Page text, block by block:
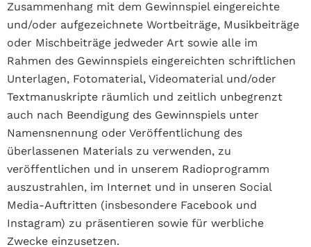
Zusammenhang mit dem Gewinnspiel eingereichte
und/oder aufgezeichnete Wortbeiträge, Musikbeiträge
oder Mischbeiträge jedweder Art sowie alle im
Rahmen des Gewinnspiels eingereichten schriftlichen
Unterlagen, Fotomaterial, Videomaterial und/oder
Textmanuskripte räumlich und zeitlich unbegrenzt
auch nach Beendigung des Gewinnspiels unter
Namensnennung oder Veröffentlichung des
überlassenen Materials zu verwenden, zu
veröffentlichen und in unserem Radioprogramm
auszustrahlen, im Internet und in unseren Social
Media-Auftritten (insbesondere Facebook und
Instagram) zu präsentieren sowie für werbliche
Zwecke einzusetzen.